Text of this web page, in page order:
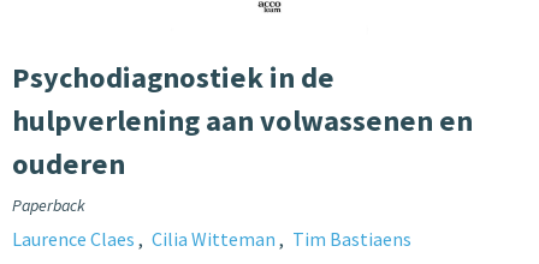
Psychodiagnostiek in de
hulpverlening aan volwassenen en
ouderen
Paperback
Laurence Claes Cilia Witteman
Tim Bastiaens